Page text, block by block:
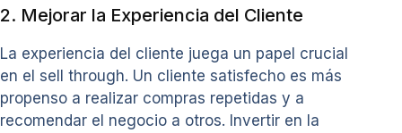
2. Mejorar la Experiencia del Cliente
La experiencia del cliente juega un papel crucial
en el sell through. Un cliente satisfecho es más
propenso a realizar compras repetidas y a
recomendar el negocio a otros. Invertir en la